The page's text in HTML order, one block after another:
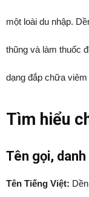
một loài du nhập.
thũng và làm thuốc
dạng đắp chữa
Tìm hiểu
Tên gọi, danh
Tên Tiếng Việt: